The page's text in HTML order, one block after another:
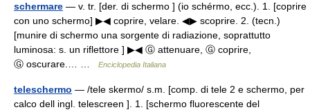
schermare — v. tr. [der. di schermo ] (io schérmo, ecc.). 1. [coprire
con uno schermo] ▶◀ coprire, velare. ◀▶ scoprire. 2. (tecn.)
[munire di schermo una sorgente di radiazione, soprattutto
luminosa: s. un riflettore ] ▶◀ Ⓖ attenuare, Ⓖ coprire,
Ⓖ oscurare.… …
Enciclopedia Italiana
teleschermo — /tele skermo/ s.m. [comp. di tele 2 e schermo, per
calco dell ingl. telescreen ]. 1. [schermo fluorescente del